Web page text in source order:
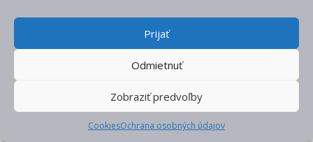
Prijať
Odmietnuť
Zobraziť predvoľby
CookiesOchrana osobných údajov